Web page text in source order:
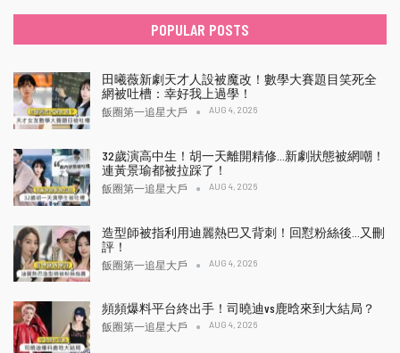
POPULAR POSTS
田曦薇新劇天才人設被魔改！數學大賽題目笑死全
網被吐槽：幸好我上過學！
飯圈第一追星大戶 AUG 4, 2026
32歲演高中生！胡一天離開精修…新劇狀態被網嘲！
連黃景瑜都被拉踩了！
飯圈第一追星大戶 AUG 4, 2026
造型師被指利用迪麗熱巴又背刺！回懟粉絲後…又刪
評！
飯圈第一追星大戶 AUG 4, 2026
頻頻爆料平台終出手！司曉迪vs鹿晗來到大結局？
飯圈第一追星大戶 AUG 4, 2026